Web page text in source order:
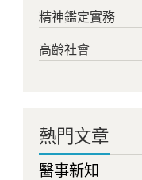
精神鑑定實務
高齡社會
熱門文章
醫事新知